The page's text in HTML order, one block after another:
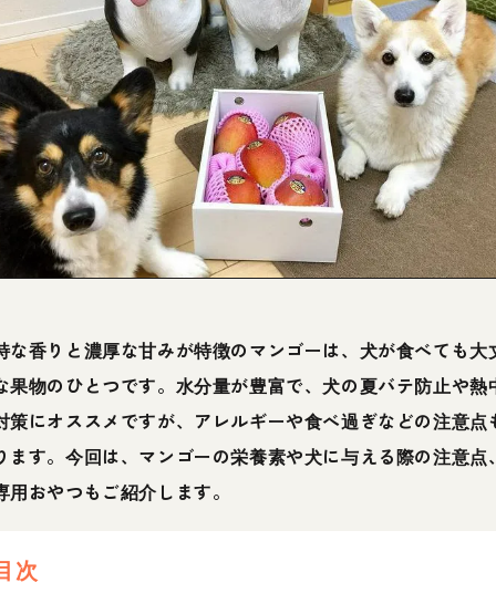
な香りと濃厚な甘みが特徴のマンゴーは、犬が食べても大
果物のひとつです。水分量が豊富で、犬の夏バテ防止や熱
策にオススメですが、アレルギーや食べ過ぎなどの注意点
ます。今回は、マンゴーの栄養素や犬に与える際の注意点
用おやつもご紹介します。
次